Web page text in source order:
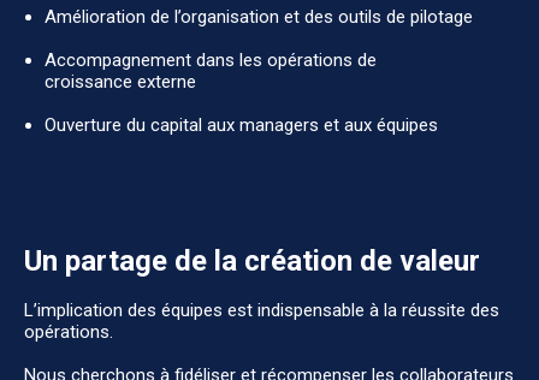
Amélioration de l’organisation et des outils de pilotage
Accompagnement dans les opérations de
croissance externe
Ouverture du capital aux managers et aux équipes
Un partage de la création de valeur
L’implication des équipes est indispensable à la réussite des
opérations.
Nous cherchons à fidéliser et récompenser les collaborateurs